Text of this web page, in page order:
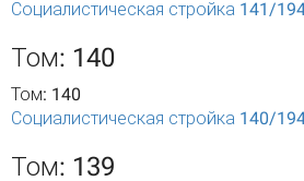
Социалистическая стройка 141/
Том: 140
Том: 140
Социалистическая стройка 140/
Том: 139